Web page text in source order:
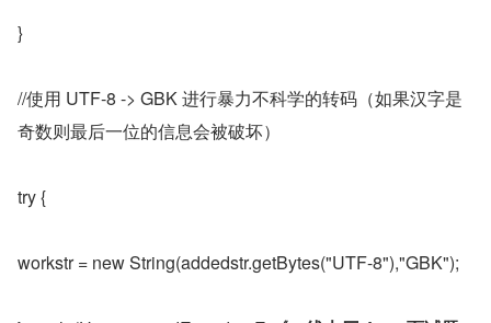
}
//使用 UTF-8 -> GBK 进行暴力不科学的转码（如果汉字是
奇数则最后一位的信息会被破坏）
try {
workstr = new String(addedstr.getBytes("UTF-8"),"GBK");